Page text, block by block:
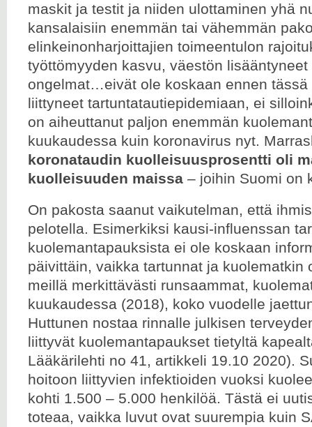
maskit ja testit ja niiden ulottaminen yhä
kansalaisiin enemmän tai vähemmän
elinkeinonharjoittajien toimeentulon
työttömyyden kasvu, väestön
ongelmat…eivät ole koskaan ennen tässä
liittyneet tartuntatautiepidemiaan, ei
on aiheuttanut paljon enemmän
kuukaudessa kuin koronavirus nyt.
koronataudin kuolleisuusprosentti oli
kuolleisuuden maissa – joihin Suomi on
On pakosta saanut vaikutelman, että
pelotella. Esimerkiksi kausi-influenssan
kuolemantapauksista ei ole koskaan
päivittäin, vaikka tartunnat ja kuolematkin
meillä merkittävästi runsaammat,
kuukaudessa (2018), koko vuodelle
Huttunen nostaa rinnalle julkisen
liittyvät kuolemantapaukset tietyltä
Lääkärilehti no 41, artikkeli 19.10 2020).
hoitoon liittyvien infektioiden vuoksi
kohti 1.500 – 5.000 henkilöä. Tästä ei
toteaa, vaikka luvut ovat suurempia kuin